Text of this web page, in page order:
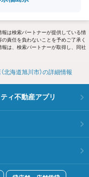
は検索パートナーが提供している情
責任を負わないことを予めご了承く
は、検索パートナーが取得し、同社
北海道旭川市）の詳細情報
ィ不動産アプリ